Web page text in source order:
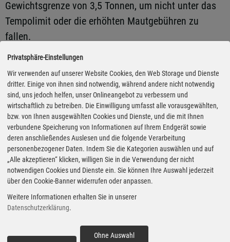
Gewichtsgrenze von 3,5 Tonnen, um nicht unter das
Tempolimit oder die erhöhten Mautgebühren zu
fallen.
Beispiel Geschirr: Zwar ist das Servieren der Speisen
auf Porzellan auch im Urlaub sehr stilvoll, aber
leichte Teller und Tassen aus Kunststoffen wie
Melamin wiegen weniger als die Hälfte ihrer irdenen
Kollegen. Auch einCampingstuhlkann nur zwei
Kilogramm leicht sein, andere bringen es auf satte
sechs. Gasflaschen aus Aluminium statt aus Stahl
sind teurer, aber fast zehn Kilogramm leichter.
der Ausrüstung ein guter Zentner einsparen und statt
Sommerfrische nutzen. Die Wartezeit auf das neue
Privatsphäre-Einstellungen
Wir verwenden auf unserer Website Cookies, den Web Storage und Dienste
dritter. Einige von ihnen sind notwendig, während andere nicht notwendig
sind, uns jedoch helfen, unser Onlineangebot zu verbessern und
wirtschaftlich zu betreiben. Die Einwilligung umfasst alle vorausgewählten,
bzw. von Ihnen ausgewählten Cookies und Dienste, und die mit Ihnen
verbundene Speicherung von Informationen auf Ihrem Endgerät sowie
deren anschließendes Auslesen und die folgende Verarbeitung
personenbezogener Daten. Indem Sie die Kategorien auswählen und auf
„Alle akzeptieren“ klicken, willigen Sie in die Verwendung der nicht
notwendigen Cookies und Dienste ein. Sie können Ihre Auswahl jederzeit
über den Cookie-Banner widerrufen oder anpassen.
Weitere Informationen erhalten Sie in unserer
Datenschutzerklärung.
Ohne Auswahl